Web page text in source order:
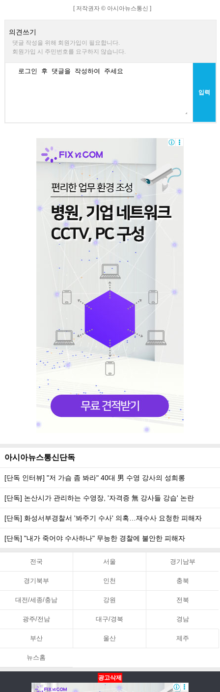
[ 저작권자 © 아시아뉴스통신 ]
의견쓰기
댓글 작성을 위해 회원가입이 필요합니다.
회원가입 시 주민번호를 요구하지 않습니다.
입력
아시아뉴스통신단독
[단독 인터뷰] "저 가슴 좀 봐라" 40대 男 수영 강사의 성희롱
[단독] 논산시가 관리하는 수영장, '자격증 無 강사들 강습' 논란
[단독] 화성서부경찰서 '봐주기 수사' 의혹…재수사 요청한 피해자
[단독] "내가 죽어야 수사하나" 무능한 경찰에 불안한 피해자
전국 서울 경기남부
경기북부 인천 충북
대전/세종/충남 강원 전북
광주/전남 대구/경북 경남
부산 울산 제주
뉴스홈
광고삭제